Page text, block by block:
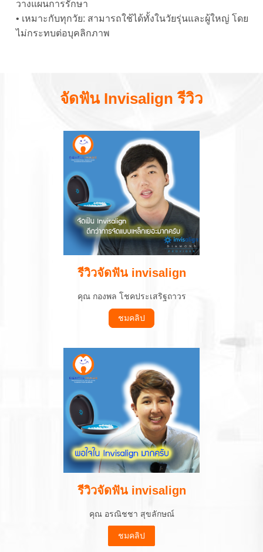
วางแผนการรักษา
• เหมาะกับทุกวัย: สามารถใช้ได้ทั้งในวัยรุ่นและผู้ใหญ่ โดย
ไม่กระทบต่อบุคลิกภาพ
จัดฟัน Invisalign รีวิว
รีวิวจัดฟัน invisalign
คุณ กองพล โชคประเสริฐถาวร
ชมคลิป
รีวิวจัดฟัน invisalign
คุณ อรณิชชา สุขลักษณ์
ชมคลิป